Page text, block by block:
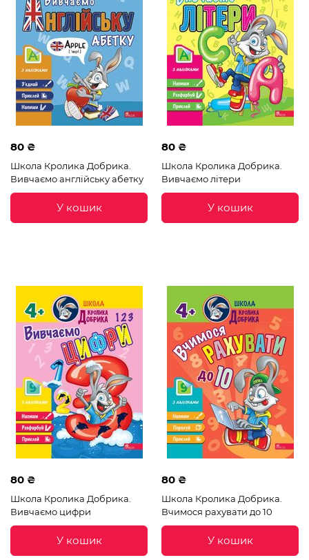
80 ₴
Школа Кролика Добрика.
Вивчаємо англійську абетку
У кошик
80 ₴
Школа Кролика Добрика.
Вивчаємо літери
У кошик
80 ₴
Школа Кролика Добрика.
Вивчаємо цифри
У кошик
80 ₴
Школа Кролика Добрика.
Вчимося рахувати до 10
У кошик